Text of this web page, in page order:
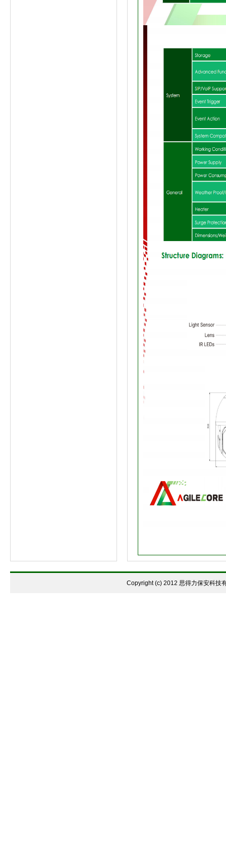
Copyright (c) 2012 思得力保安科技